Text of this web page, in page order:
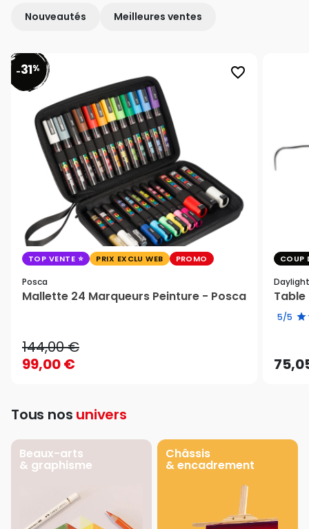
Nouveautés Meilleures ventes
favorite_border
-31%
TOP VENTE PRIX EXCLU WEB PROMO
Posca
Mallette 24 Marqueurs Peinture - Posca
144,00 €
99,00 €
COUP
Daylight
Table
5/5
Tous nos univers
Beaux-arts
& graphisme
Châssis
& encadrement